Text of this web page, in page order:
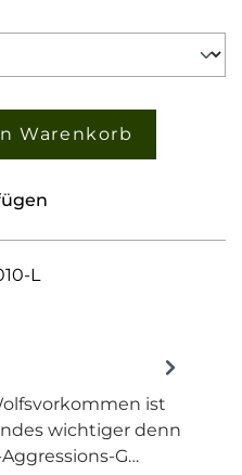
den
Warenkorb
L
ist
wichtiger denn
G…